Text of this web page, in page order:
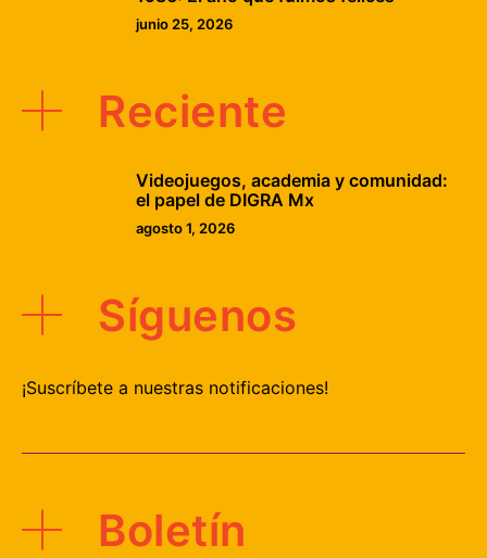
junio 25, 2026
Reciente
Videojuegos, academia y comunidad:
el papel de DIGRA Mx
agosto 1, 2026
Síguenos
¡Suscríbete a nuestras notificaciones!
Boletín